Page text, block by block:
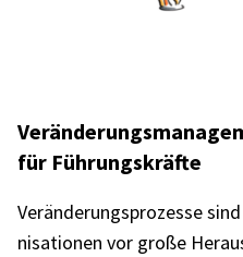
für Führungs­kräfte
Verän­de­rungs­pro­zesse
ni­sa­tio­nen vor große